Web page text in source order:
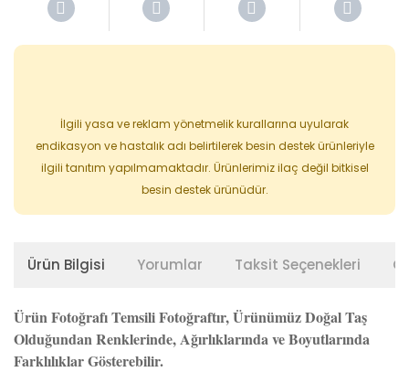
İlgili yasa ve reklam yönetmelik kurallarına uyularak
endikasyon ve hastalık adı belirtilerek besin destek ürünleriyle
ilgili tanıtım yapılmamaktadır. Ürünlerimiz ilaç değil bitkisel
besin destek ürünüdür.
Ürün Bilgisi Yorumlar Taksit Seçenekleri
Ürün Fotoğrafı Temsili Fotoğraftır, Ürünümüz Doğal Taş
Olduğundan Renklerinde, Ağırlıklarında ve Boyutlarında
Farklılıklar Gösterebilir.